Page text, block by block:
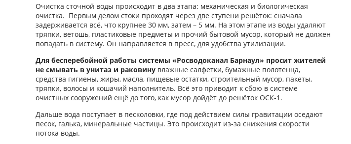
Очистка сточной воды происходит в два этапа: механическая и биологическая
очистка. Первым делом стоки проходят через две ступени решёток: сначала
задерживается всё, что крупнее 30 мм, затем – 5 мм. На этом этапе из воды удаляют
тряпки, ветошь, пластиковые предметы и прочий бытовой мусор, который не должен
попадать в систему. Он направляется в пресс, для удобства утилизации.
Для бесперебойной работы системы «Росводоканал Барнаул» просит жителей
не смывать в унитаз и раковину влажные салфетки, бумажные полотенца,
средства гигиены, жиры, масла, пищевые остатки, строительный мусор, пакеты,
тряпки, волосы и кошачий наполнитель. Всё это приводит к сбою в системе
очистных сооружений ещё до того, как мусор дойдёт до решёток ОСК-1.
Дальше вода поступает в песколовки, где под действием силы гравитации оседают
песок, галька, минеральные частицы. Это происходит из-за снижения скорости
потока воды.